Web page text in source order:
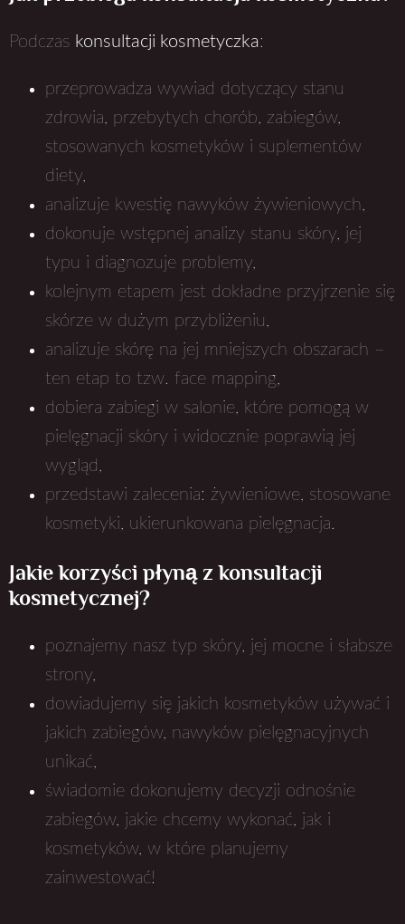
Podczas konsultacji kosmetyczka:
przeprowadza wywiad dotyczący stanu
zdrowia, przebytych chorób, zabiegów,
stosowanych kosmetyków i suplementów
diety,
analizuje kwestię nawyków żywieniowych,
dokonuje wstępnej analizy stanu skóry, jej
typu i diagnozuje problemy,
kolejnym etapem jest dokładne przyjrzenie się
skórze w dużym przybliżeniu,
analizuje skórę na jej mniejszych obszarach –
ten etap to tzw. face mapping,
dobiera zabiegi w salonie, które pomogą w
pielęgnacji skóry i widocznie poprawią jej
wygląd,
przedstawi zalecenia: żywieniowe, stosowane
kosmetyki, ukierunkowana pielęgnacja.
Jakie korzyści płyną z konsultacji
kosmetycznej?
poznajemy nasz typ skóry, jej mocne i słabsze
strony,
dowiadujemy się jakich kosmetyków używać i
jakich zabiegów, nawyków pielęgnacyjnych
unikać,
świadomie dokonujemy decyzji odnośnie
zabiegów, jakie chcemy wykonać, jak i
kosmetyków, w które planujemy
zainwestować!